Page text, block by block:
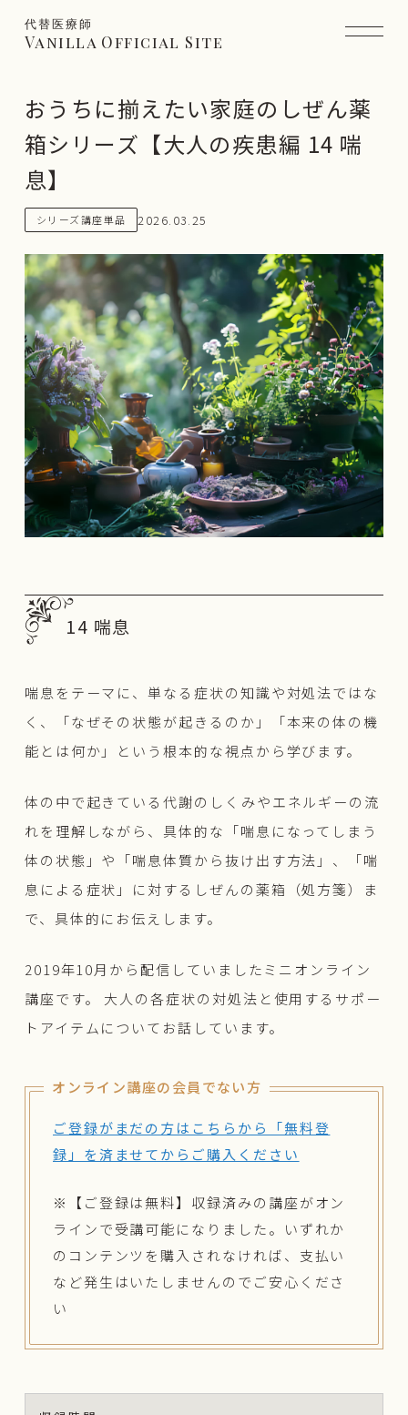
代替医療師
Vanilla Official Site
おうちに揃えたい家庭のしぜん薬
箱シリーズ【大人の疾患編 14 喘
息】
シリーズ講座単品 2026.03.25
14 喘息
喘息をテーマに、単なる症状の知識や対処法ではな
く、「なぜその状態が起きるのか」「本来の体の機
能とは何か」という根本的な視点から学びます。
体の中で起きている代謝のしくみやエネルギーの流
れを理解しながら、具体的な「喘息になってしまう
体の状態」や「喘息体質から抜け出す方法」、「喘
息による症状」に対するしぜんの薬箱（処方箋）ま
で、具体的にお伝えします。
2019年10月から配信していましたミニオンライン
講座です。 大人の各症状の対処法と使用するサポー
トアイテムについてお話しています。
オンライン講座の会員でない方
ご登録がまだの方はこちらから「無料登
録」を済ませてからご購入ください
※【ご登録は無料】収録済みの講座がオン
ラインで受講可能になりました。いずれか
のコンテンツを購入されなければ、支払い
など発生はいたしませんのでご安心くださ
い